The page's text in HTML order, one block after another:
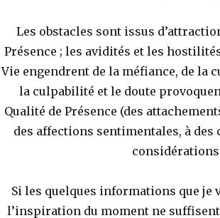
Les obstacles sont issus
Présence ; les avidités et les
Vie engendrent de la méfiance, de la
la culpabilité et le doute
Qualité de Présence (des
des affections sentimentales, à
Si les quelques informations que je
l’inspiration du moment ne